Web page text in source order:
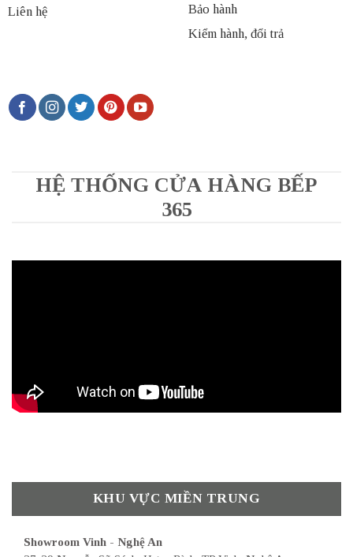
Liên hệ
Bảo hành
Kiểm hành, đổi trả
HỆ THỐNG CỬA HÀNG BẾP
365
KHU VỰC MIỀN TRUNG
Showroom Vinh - Nghệ An